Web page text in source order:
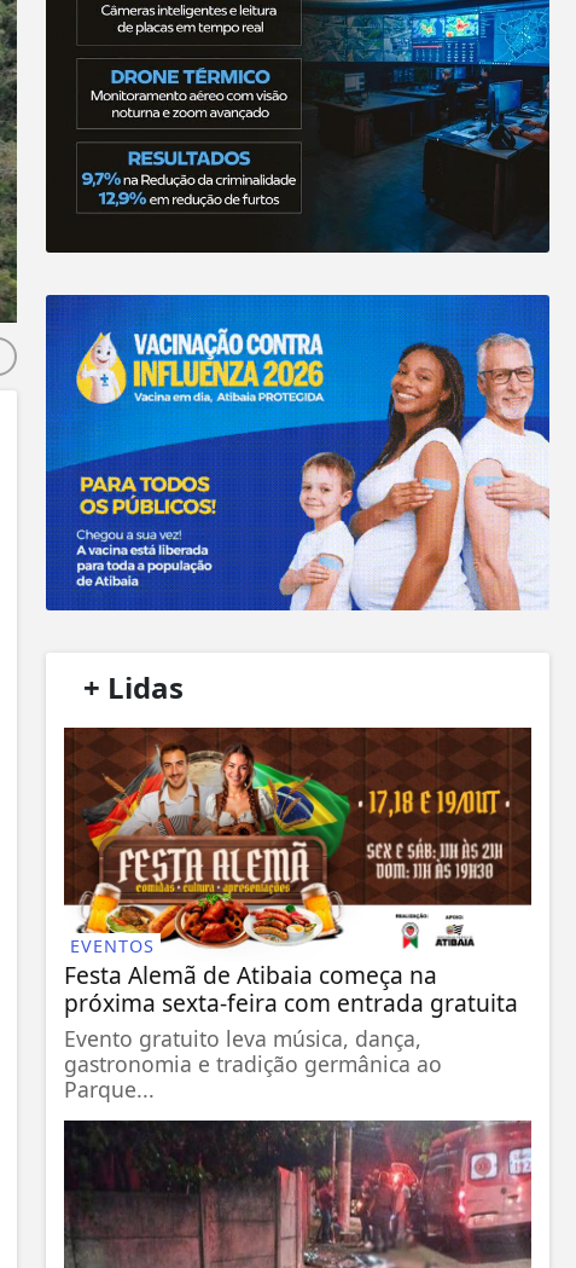
+ Lidas
EVENTOS
Festa Alemã de Atibaia começa na
próxima sexta-feira com entrada gratuita
Evento gratuito leva música, dança,
gastronomia e tradição germânica ao
Parque...